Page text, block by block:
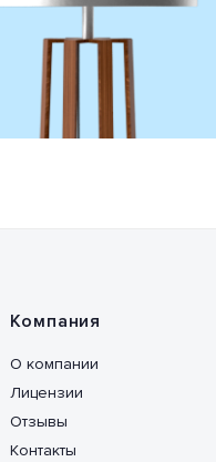
Компания
О компании
Лицензии
Отзывы
Контакты